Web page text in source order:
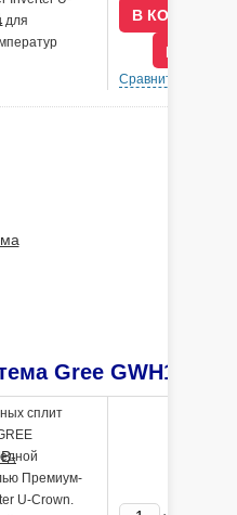
для
В
Сравнить
сплит
Премиум-
U-Crown.